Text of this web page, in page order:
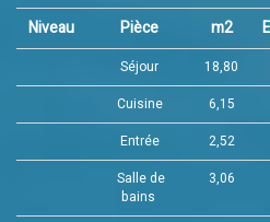
Niveau Pièce m2
Séjour
18,80
Cuisine
6,15
Entrée
2,52
Salle de
bains
3,06